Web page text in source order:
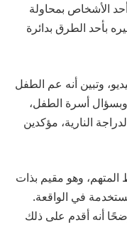
الأشخاص بمحاولة
بأحد الطرق بدائرة
وتبين أنه عم الطفل
وبسؤال أسرة الطفل،
النارية، مؤكدين
المتهم، وهو مقيم بذات
في الواقعة.
أنه أقدم على ذلك